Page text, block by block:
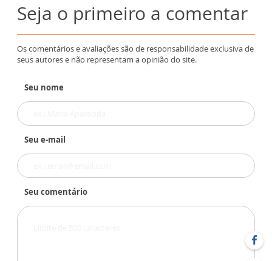
Seja o primeiro a comentar
Os comentários e avaliações são de responsabilidade exclusiva de
seus autores e não representam a opinião do site.
Seu nome
Seu e-mail
Seu comentário